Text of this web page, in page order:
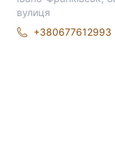
вулиця
+380677612993